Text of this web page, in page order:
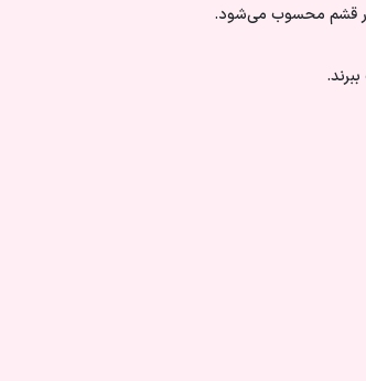
در قشم محسوب می‌شود.